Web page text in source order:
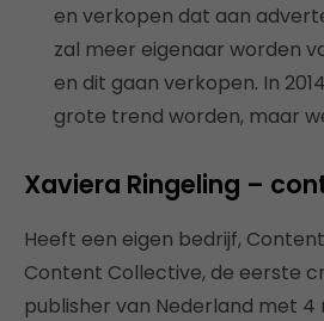
en verkopen dat aan
zal meer eigenaar worden
en dit gaan verkopen. In
grote trend worden, maar
Xaviera Ringeling –
Heeft een eigen bedrijf,
Content Collective, de eerste
publisher van Nederland met 4